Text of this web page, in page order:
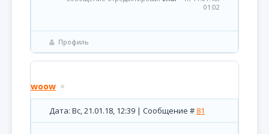
01:02
Профиль
woow
Дата: Вс, 21.01.18, 12:39 | Сообщение # 81